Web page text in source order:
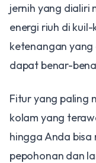
jernih yang dialiri
energi riuh di
ketenangan
dapat benar-
​Fitur yang paling
kolam yang
hingga Anda
pepohonan dan